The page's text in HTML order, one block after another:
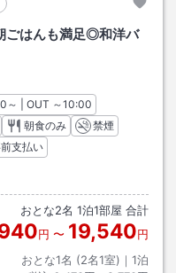
ごはんも満足◎和洋バ
クイン
～ | OUT チェックアウト
～10:00
朝食のみ
禁煙
支払い
おとな2名 1泊1部屋 合計
円 〜 19,540円
おとな1名 (2名1室)｜ 1泊